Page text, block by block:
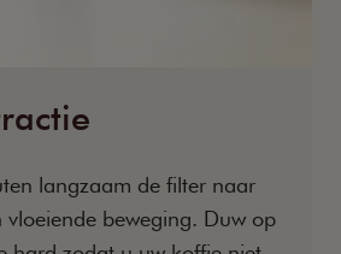
langzaam de filter naar
vloeiende beweging. Duw op